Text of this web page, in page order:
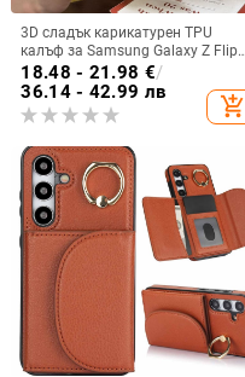
3D сладък карикатурен TPU
калъф за Samsung Galaxy Z Flip
6/3/4, защита срещу изпускане,
корейски стил
18.48 - 21.98 €/
36.14 - 42.99 лв
add_shopping_cart